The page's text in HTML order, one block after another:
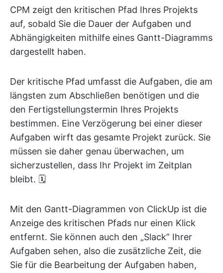
CPM zeigt den kritischen Pfad Ihres Projekts
auf, sobald Sie die Dauer der Aufgaben und
Abhängigkeiten mithilfe eines Gantt-Diagramms
dargestellt haben.
Der kritische Pfad umfasst die Aufgaben, die am
längsten zum Abschließen benötigen und die
den Fertigstellungstermin Ihres Projekts
bestimmen. Eine Verzögerung bei einer dieser
Aufgaben wirft das gesamte Projekt zurück. Sie
müssen sie daher genau überwachen, um
sicherzustellen, dass Ihr Projekt im Zeitplan
bleibt. 🗓️
Mit den Gantt-Diagrammen von ClickUp ist die
Anzeige des kritischen Pfads nur einen Klick
entfernt. Sie können auch den „Slack” Ihrer
Aufgaben sehen, also die zusätzliche Zeit, die
Sie für die Bearbeitung der Aufgaben haben,